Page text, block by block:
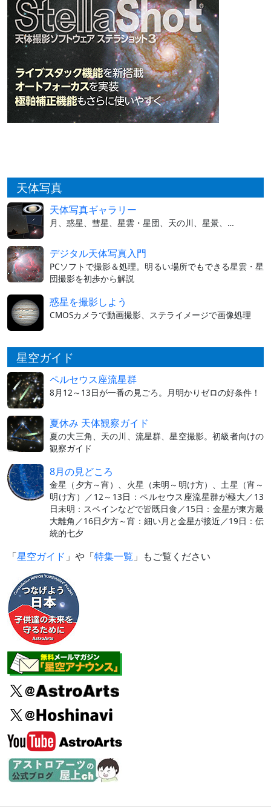
天体写真
天体写真ギャラリー
月、惑星、彗星、星雲・星団、天の川、星景、…
デジタル天体写真入門
PCソフトで撮影＆処理。明るい場所でもできる星雲・星
団撮影を初歩から解説
惑星を撮影しよう
CMOSカメラで動画撮影、ステライメージで画像処理
星空ガイド
ペルセウス座流星群
8月12～13日が一番の見ごろ。月明かりゼロの好条件！
夏休み 天体観察ガイド
夏の大三角、天の川、流星群、星空撮影。初級者向けの
観察ガイド
8月の見どころ
金星（夕方～宵）、火星（未明～明け方）、土星（宵～
明け方）／12～13日：ペルセウス座流星群が極大／13
日未明：スペインなどで皆既日食／15日：金星が東方最
大離角／16日夕方～宵：細い月と金星が接近／19日：伝
統的七夕
「星空ガイド 」や「特集一覧 」もご覧ください